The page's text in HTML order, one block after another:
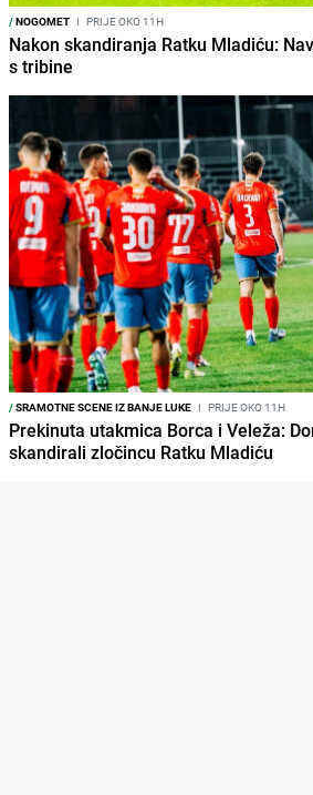
/NOGOMET I PRIJE OKO 11H
Nakon skandiranja Ratku Mladiću:
s tribine
/SRAMOTNE SCENE IZ BANJE LUKE I PRIJE OKO 11H
Prekinuta utakmica Borca i Veleža:
skandirali zločincu Ratku Mladiću